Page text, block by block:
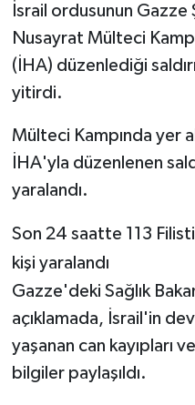
İsrail ordusunun
Nusayrat Mülteci
(İHA) düzenlediği
yitirdi.
Mülteci Kampında yer
İHA'yla düzenlenen
yaralandı.
Son 24 saatte 113
kişi yaralandı
Gazze'deki Sağlık
açıklamada, İsrail'in
yaşanan can kayıpları
bilgiler paylaşıldı.